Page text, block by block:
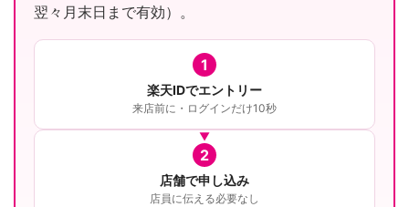
翌々月末日まで有効）。
1
楽天IDでエントリー
来店前に・ログインだけ10秒
2
店舗で申し込み
店員に伝える必要なし